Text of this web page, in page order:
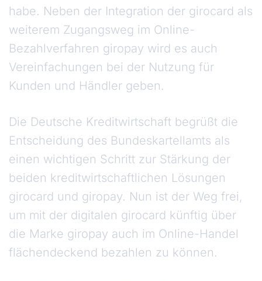
habe. Neben der Integration der girocard als
weiterem Zugangsweg im Online-
Bezahlverfahren giropay wird es auch
Vereinfachungen bei der Nutzung für
Kunden und Händler geben.
Die Deutsche Kreditwirtschaft begrüßt die
Entscheidung des Bundeskartellamts als
einen wichtigen Schritt zur Stärkung der
beiden kreditwirtschaftlichen Lösungen
girocard und giropay. Nun ist der Weg frei,
um mit der digitalen girocard künftig über
die Marke giropay auch im Online-Handel
flächendeckend bezahlen zu können.